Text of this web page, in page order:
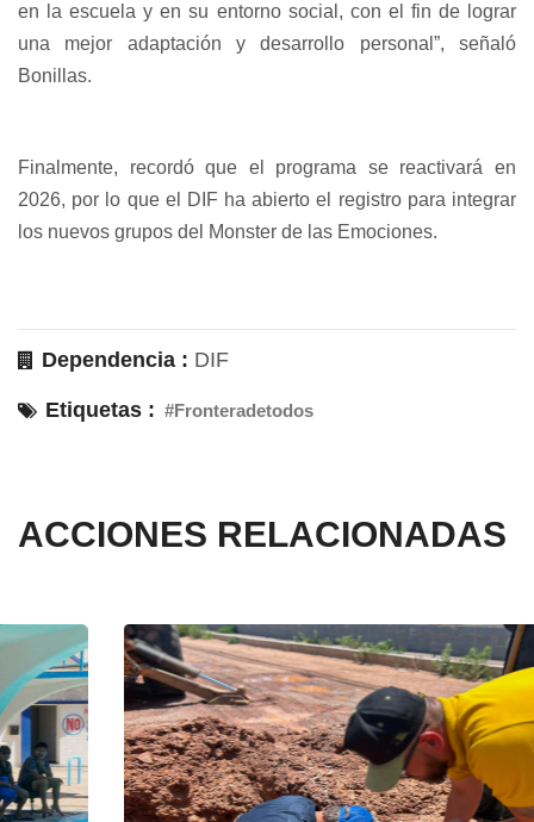
en la escuela y en su entorno social, con el fin de lograr
una mejor adaptación y desarrollo personal”, señaló
Bonillas.
Finalmente, recordó que el programa se reactivará en
2026, por lo que el DIF ha abierto el registro para integrar
los nuevos grupos del Monster de las Emociones.
Dependencia : DIF
Etiquetas : #Fronteradetodos
ACCIONES RELACIONADAS